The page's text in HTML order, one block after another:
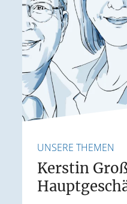
UNSERE THEMEN
Kerstin